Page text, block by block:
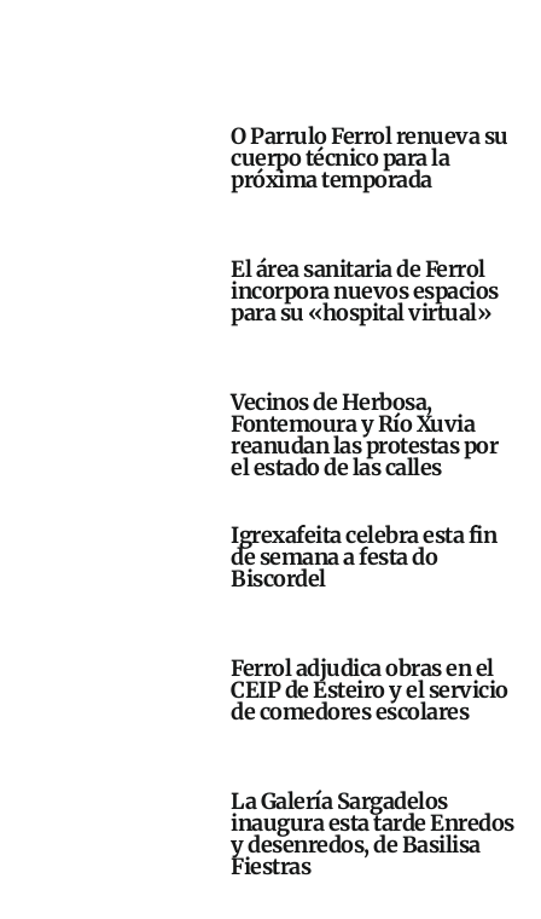
O Parrulo Ferrol renueva su
cuerpo técnico para la
próxima temporada
El área sanitaria de Ferrol
incorpora nuevos espacios
para su «hospital virtual»
Vecinos de Herbosa,
Fontemoura y Río Xuvia
reanudan las protestas por
el estado de las calles
Igrexafeita celebra esta fin
de semana a festa do
Biscordel
Ferrol adjudica obras en el
CEIP de Esteiro y el servicio
de comedores escolares
La Galería Sargadelos
inaugura esta tarde Enredos
y desenredos, de Basilisa
Fiestras